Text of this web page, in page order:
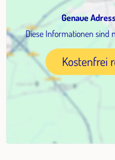
Genaue
Diese Informationen sind
Kostenfrei